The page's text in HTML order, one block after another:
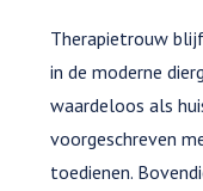
Therapietrouw
in de moderne
waardeloos als
voorgeschreven
toedienen.